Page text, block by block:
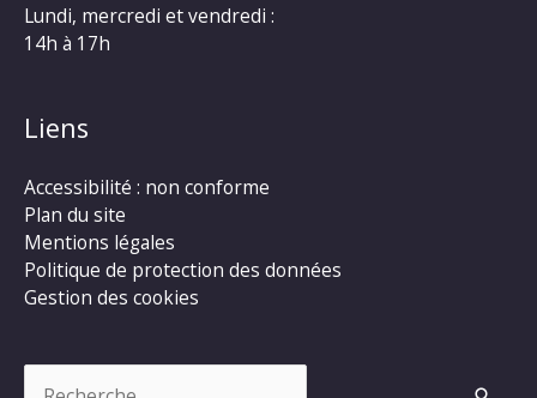
Lundi, mercredi et vendredi :
14h à 17h
Liens
Accessibilité : non conforme
Plan du site
Mentions légales
Politique de protection des données
Gestion des cookies